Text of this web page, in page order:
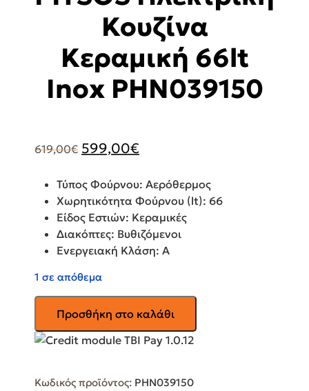
Κουζίνα
Κεραμική 66lt
Inox PHN039150
619,00€ price
619,00€.
599,00€τρέχουσα
είναι:
599,00€.
Τύπος Φούρνου: Αερόθερμος
Χωρητικότητα Φούρνου (lt): 66
Είδος Εστιών: Κεραμικές
Διακόπτες: Βυθιζόμενοι
Ενεργειακή Κλάση: Α
1 σε απόθεμα
Ηλεκτρική
Κουζίνα
Inox
Προσθήκη στο καλάθι
Κωδικός προϊόντος: PHN039150